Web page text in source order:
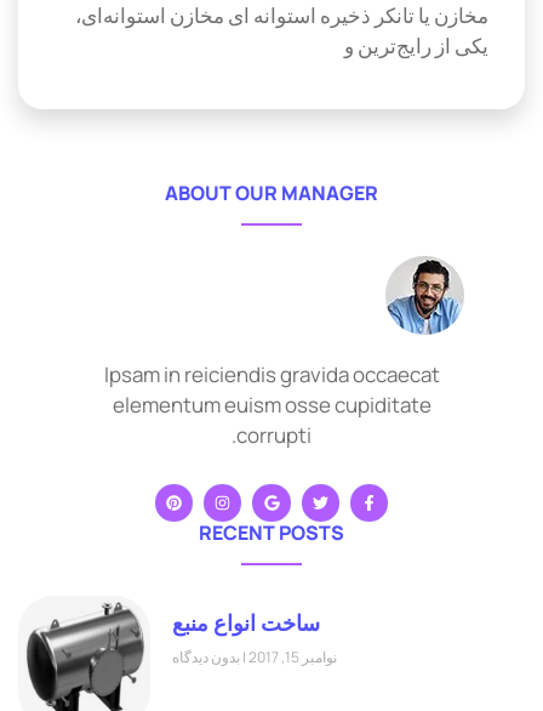
مخازن یا تانکر ذخیره استوانه ای مخازن استوانه‌ای،
یکی از رایج‌ترین و
ABOUT OUR MANAGER
Ipsam in reiciendis gravida occaecat
elementum euism osse cupiditate
corrupti.
RECENT POSTS
ساخت انواع منبع
نوامبر 15, 2017 بدون دیدگاه